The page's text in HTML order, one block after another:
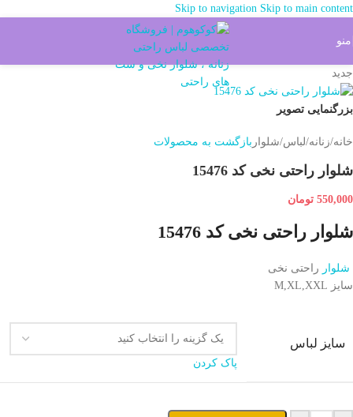
Skip to navigation Skip to main content
شما میتوانید خرید خود را از طریق واتس آپ هم ثبت بفرماید کلیک کنید
منو
جدید
بزرگنمایی تصویر
خانه/زنانه/لباس/شلوار بازگشت به محصولات
شلوار راحتی نخی کد 15476
550,000 تومان
شلوار راحتی نخی کد 15476
شلوار راحتی نخی
سایز M,XL,XXL
سایز لباس
پاک کردن